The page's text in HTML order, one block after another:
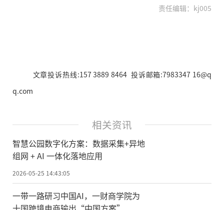
责任编辑：kj005
文章投诉热线:157 3889 8464 投诉邮箱:7983347 16@q
q.com
相关资讯
智慧公园数字化方案：数据采集+异地
组网 + AI 一体化落地应用
2026-05-25 14:43:05
一带一路研习中国AI，一财商学院为